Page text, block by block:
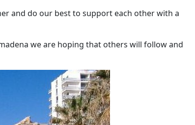
and do our best to support each other with a
we are hoping that others will follow and